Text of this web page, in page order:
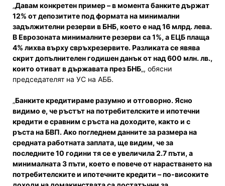
„Давам конкретен пример – в момента банките държат
12% от депозитите под формата на минимални
задължителни резерви в БНБ, което е над 16 млрд. лева.
В Eврозоната минималните резерви са 1%, а ЕЦБ плаща
4% лихва върху свръхрезервите. Разликата се явява
скрит допълнителен годишен данък от над 600 млн. лв.,
които отиват в държавата през БНБ„, обясни
председателят на УС на АББ.
„Банките кредитираме разумно и отговорно. Ясно
видимо е, че ръстът на потребителските и ипотечни
кредити е сравним с ръста на доходите, както и с
ръста на БВП. Ако погледнем данните за размера на
средната работната заплата, ще видим, че за
последните 10 години тя се е увеличила 2.7 пъти, а
минималната 3 пъти, което е повече от нарастването на
потребителските и ипотечните кредити – по-високите